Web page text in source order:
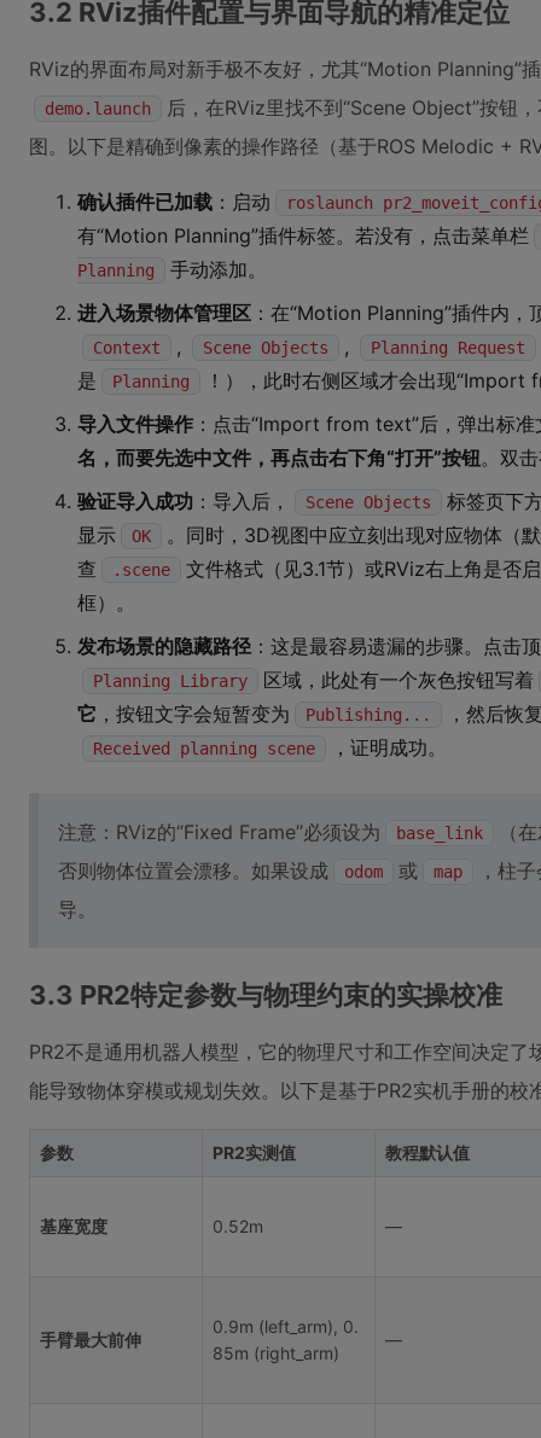
3.2 RViz插件配置与界面导航的精准定位
RViz的界面布局对新手极不友好，尤其“Motion Planning”
demo.launch
后，在RViz里找不到“Scene Object”按钮
图。以下是精确到像素的操作路径（基于ROS Melodic +
确认插件已加载 ：启动 roslaunch
有“Motion Planning”插件标签。若没有，点击菜单栏
Planning
手动添加。
进入场景物体管理区 ：在“Motion Planning”插件内，
Context , Scene Objects , Planning Request
是 Planning
！），此时右侧区域才会出现“Import
导入文件操作 ：点击“Import from text”后，弹出标
名，而要先选中文件，再点击右下角“打开”按钮。双
验证导入成功 ：导入后， Scene Objects
标签页下
显示
OK
。同时，3D视图中应立刻出现对应物体（
查
.scene
文件格式（见3.1节）或RViz右上角是否
框）。
发布场景的隐藏路径 ：这是最容易遗漏的步骤。点击
Planning Library
区域，此处有一个灰色按钮写着
它 ，按钮文字会短暂变为 Publishing... ，然后恢
Received planning scene ，证明成功。
注意：RViz的“Fixed Frame”必须设为 base_link
（
否则物体位置会漂移。如果设成
odom 或 map
，柱
导。
3.3 PR2特定参数与物理约束的实操校准
PR2不是通用机器人模型，它的物理尺寸和工作空间决定
能导致物体穿模或规划失效。以下是基于PR2实机手册的校
参数 PR2实测值 教程默认值
基座宽度 0.52m —
手臂最大前伸
0.9m (left_arm), 0.
85m (right_arm)
—